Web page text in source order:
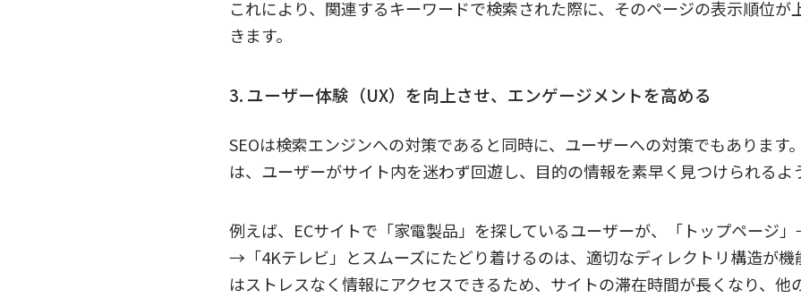
これにより、関連するキーワードで検索された際に、そのページの表示順位
きます。
3. ユーザー体験（UX）を向上させ、エンゲージメントを高める
SEOは検索エンジンへの対策であると同時に、ユーザーへの対策でもあります
は、ユーザーがサイト内を迷わず回遊し、目的の情報を素早く見つけられるよ
例えば、ECサイトで「家電製品」を探しているユーザーが、「トップページ
→「4Kテレビ」とスムーズにたどり着けるのは、適切なディレクトリ構造が機
はストレスなく情報にアクセスできるため、サイトの滞在時間が長くなり、他